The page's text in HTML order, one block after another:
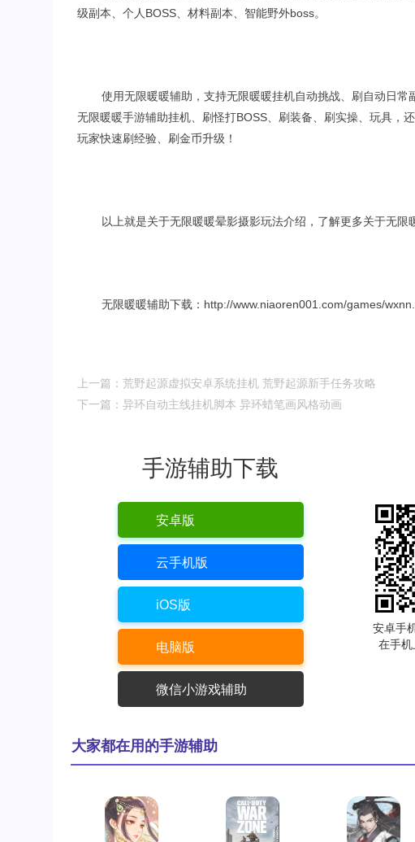
级副本、个人BOSS、材料副本、智能野外boss。
使用无限暖暖辅助，支持无限暖暖挂机自动挑战、刷自动日
无限暖暖手游辅助挂机、刷怪打BOSS、刷装备、刷实操、玩具，
玩家快速刷经验、刷金币升级！
以上就是关于无限暖暖晕影摄影玩法介绍，了解更多关于无限
无限暖暖辅助下载：http://www.niaoren001.com/games/
上一篇：荒野起源虚拟安卓系统挂机 荒野起源新手任务攻略
下一篇：异环自动主线挂机脚本 异环蜡笔画风格动画
手游辅助下载
安卓版
云手机版
iOS版
电脑版
微信小游戏辅助
安卓手
在手机
大家都在用的手游辅助